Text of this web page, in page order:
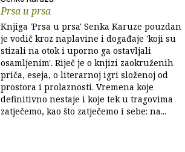
Prsa u prsa
Knjiga 'Prsa u prsa' Senka Karuze pouzdan
je vodič kroz naplavine i događaje 'koji su
stizali na otok i uporno ga ostavljali
osamljenim'. Riječ je o knjizi zaokruženih
priča, eseja, o literarnoj igri složenoj od
prostora i prolaznosti. Vremena koje
definitivno nestaje i koje tek u tragovima
zatječemo, kao što zatječemo i sebe: na...